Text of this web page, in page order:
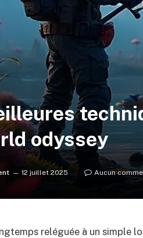
odyssey
12 juillet 2025 Aucun
reléguée à un simple